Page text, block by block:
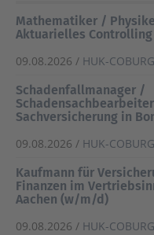
Mathematiker /
Aktuarielles
09.08.2026 / HUK-
Schadenfallmanager /
Sachversicherung in
09.08.2026 / HUK-
Kaufmann für
Finanzen im
Aachen (w/m/d)
09.08.2026 / HUK-